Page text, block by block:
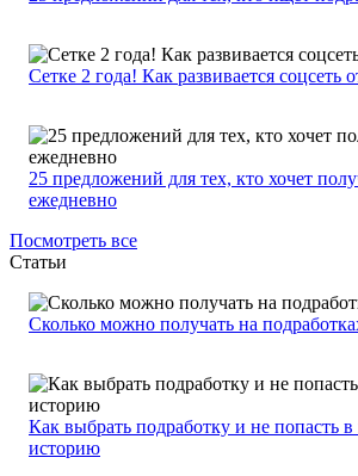
Сетке 2 года! Как развивается соцсеть
25 предложений для тех, кто хочет
ежедневно
Посмотреть все
Статьи
Сколько можно получать на
Как выбрать подработку и не попасть
историю